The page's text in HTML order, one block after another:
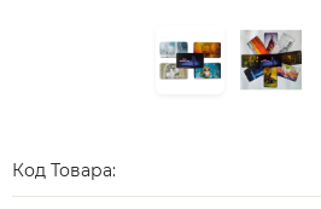
Код Товара: